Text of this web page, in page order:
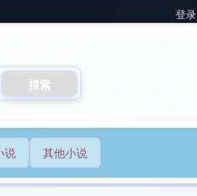
登录
搜索
说 其他小说